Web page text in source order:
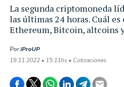
La segunda criptomoneda
las últimas 24 horas. Cuál
Ethereum, Bitcoin, altcoins
PoriProUP
19.11.2022 • 15:11hs • Cotizaciones